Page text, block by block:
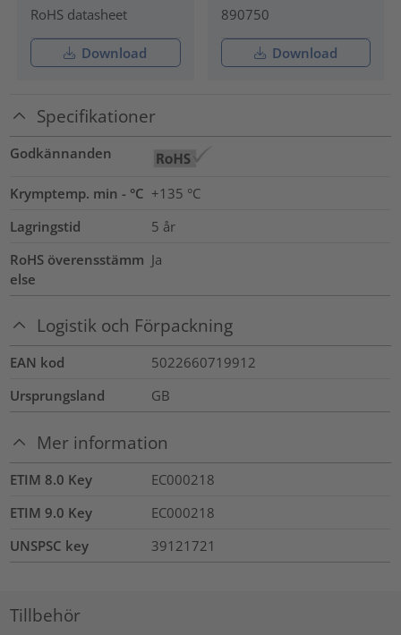
RoHS datasheet
Download
890750
Download
Specifikationer
Godkännanden
Krymptemp. min - °C +135 °C
Lagringstid
5 år
RoHS överensstämm
else
Ja
Logistik och Förpackning
EAN kod
5022660719912
Ursprungsland
GB
Mer information
ETIM 8.0 Key
EC000218
ETIM 9.0 Key
EC000218
UNSPSC key
39121721
Tillbehör